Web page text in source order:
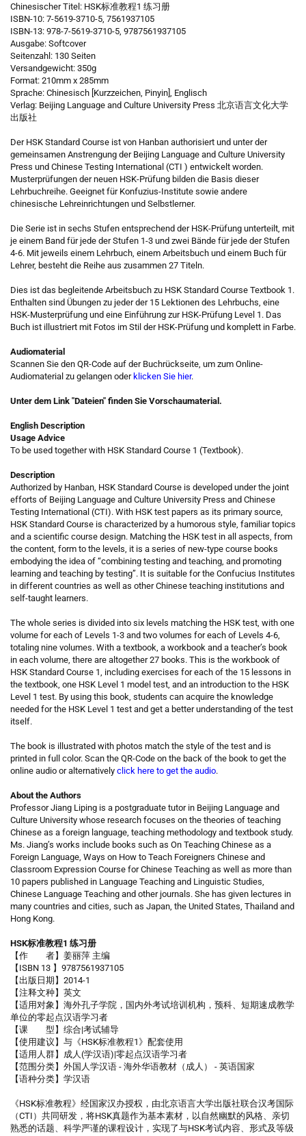
Chinesischer Titel: HSK标准教程1 练习册
ISBN-10: 7-5619-3710-5, 7561937105
ISBN-13: 978-7-5619-3710-5, 9787561937105
Ausgabe: Softcover
Seitenzahl: 130 Seiten
Versandgewicht: 350g
Format: 210mm x 285mm
Sprache: Chinesisch [Kurzzeichen, Pinyin], Englisch
Verlag: Beijing Language and Culture University Press 北京语言文化大学
出版社
Der HSK Standard Course ist von Hanban authorisiert und unter der
gemeinsamen Anstrengung der Beijing Language and Culture University
Press und Chinese Testing International (CTI ) entwickelt worden.
Musterprüfungen der neuen HSK-Prüfung bilden die Basis dieser
Lehrbuchreihe. Geeignet für Konfuzius-Institute sowie andere
chinesische Lehreinrichtungen und Selbstlerner.
Die Serie ist in sechs Stufen entsprechend der HSK-Prüfung unterteilt, mit
je einem Band für jede der Stufen 1-3 und zwei Bände für jede der Stufen
4-6. Mit jeweils einem Lehrbuch, einem Arbeitsbuch und einem Buch für
Lehrer, besteht die Reihe aus zusammen 27 Titeln.
Dies ist das begleitende Arbeitsbuch zu HSK Standard Course Textbook 1.
Enthalten sind Übungen zu jeder der 15 Lektionen des Lehrbuchs, eine
HSK-Musterprüfung und eine Einführung zur HSK-Prüfung Level 1. Das
Buch ist illustriert mit Fotos im Stil der HSK-Prüfung und komplett in Farbe.
Audiomaterial
Scannen Sie den QR-Code auf der Buchrückseite, um zum Online-
Audiomaterial zu gelangen oder klicken Sie hier.
Unter dem Link "Dateien" finden Sie Vorschaumaterial.
English Description
Usage Advice
To be used together with HSK Standard Course 1 (Textbook).
Description
Authorized by Hanban, HSK Standard Course is developed under the joint
efforts of Beijing Language and Culture University Press and Chinese
Testing International (CTI). With HSK test papers as its primary source,
HSK Standard Course is characterized by a humorous style, familiar topics
and a scientific course design. Matching the HSK test in all aspects, from
the content, form to the levels, it is a series of new-type course books
embodying the idea of “combining testing and teaching, and promoting
learning and teaching by testing”. It is suitable for the Confucius Institutes
in different countries as well as other Chinese teaching institutions and
self-taught learners.
The whole series is divided into six levels matching the HSK test, with one
volume for each of Levels 1-3 and two volumes for each of Levels 4-6,
totaling nine volumes. With a textbook, a workbook and a teacher’s book
in each volume, there are altogether 27 books. This is the workbook of
HSK Standard Course 1, including exercises for each of the 15 lessons in
the textbook, one HSK Level 1 model test, and an introduction to the HSK
Level 1 test. By using this book, students can acquire the knowledge
needed for the HSK Level 1 test and get a better understanding of the test
itself.
The book is illustrated with photos match the style of the test and is
printed in full color. Scan the QR-Code on the back of the book to get the
online audio or alternatively click here to get the audio.
About the Authors
Professor Jiang Liping is a postgraduate tutor in Beijing Language and
Culture University whose research focuses on the theories of teaching
Chinese as a foreign language, teaching methodology and textbook study.
Ms. Jiang’s works include books such as On Teaching Chinese as a
Foreign Language, Ways on How to Teach Foreigners Chinese and
Classroom Expression Course for Chinese Teaching as well as more than
10 papers published in Language Teaching and Linguistic Studies,
Chinese Language Teaching and other journals. She has given lectures in
many countries and cities, such as Japan, the United States, Thailand and
Hong Kong.
HSK标准教程1 练习册
【作 者】姜丽萍 主编
【ISBN 13 】9787561937105
【出版日期】2014-1
【注释文种】英文
【适用对象】海外孔子学院，国内外考试培训机构，预科、短期速成教学
单位的零起点汉语学习者
【课 型】综合|考试辅导
【使用建议】与《HSK标准教程1》配套使用
【适用人群】成人(学汉语)|零起点汉语学习者
【范围分类】外国人学汉语 - 海外华语教材（成人） - 英语国家
【语种分类】学汉语
《HSK标准教程》经国家汉办授权，由北京语言大学出版社联合汉考国际
（CTI）共同研发，将HSK真题作为基本素材，以自然幽默的风格、亲切
熟悉的话题、科学严谨的课程设计，实现了与HSK考试内容、形式及等级